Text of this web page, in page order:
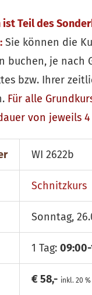
ist Teil des
Sie können die
buchen, je nach
bzw. Ihrer
Für alle
von jeweils 4
WI 2622b
Schnitzkurs
Sonntag,
1 Tag: 09:00-
€ 58,- inkl. 20